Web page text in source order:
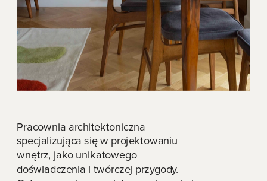
Pracownia architektoniczna
specjalizująca się w projektowaniu
wnętrz, jako unikatowego
doświadczenia i twórczej przygody.